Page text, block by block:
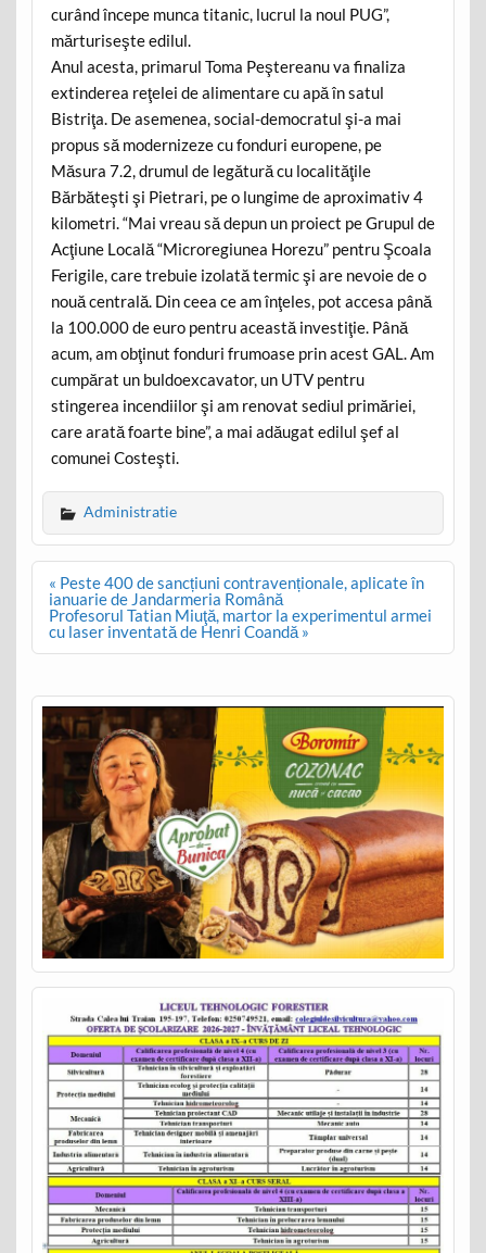
curând începe munca titanic, lucrul la noul PUG”,
mărturiseşte edilul.
Anul acesta, primarul Toma Peştereanu va finaliza
extinderea reţelei de alimentare cu apă în satul
Bistriţa. De asemenea, social-democratul şi-a mai
propus să modernizeze cu fonduri europene, pe
Măsura 7.2, drumul de legătură cu localităţile
Bărbăteşti şi Pietrari, pe o lungime de aproximativ 4
kilometri. “Mai vreau să depun un proiect pe Grupul de
Acţiune Locală “Microregiunea Horezu” pentru Şcoala
Ferigile, care trebuie izolată termic şi are nevoie de o
nouă centrală. Din ceea ce am înţeles, pot accesa până
la 100.000 de euro pentru această investiţie. Până
acum, am obţinut fonduri frumoase prin acest GAL. Am
cumpărat un buldoexcavator, un UTV pentru
stingerea incendiilor şi am renovat sediul primăriei,
care arată foarte bine”, a mai adăugat edilul şef al
comunei Costeşti.
Administratie
Post
navigation
« Peste 400 de sancțiuni contravenționale, aplicate în
ianuarie de Jandarmeria Română
Profesorul Tatian Miuţă, martor la experimentul armei
cu laser inventată de Henri Coandă »